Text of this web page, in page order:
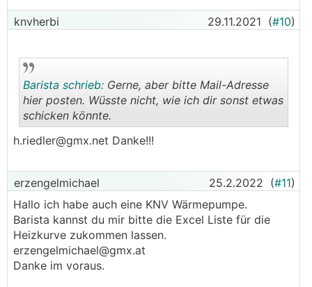
knvherbi 29.11.2021 (#10)
..
Barista schrieb: Gerne, aber bitte Mail-Adresse
hier posten. Wüsste nicht, wie ich dir sonst etwas
schicken könnte.
h.riedler@gmx.net Danke!!!
erzengelmichael 25.2.2022 (#11)
Hallo ich habe auch eine KNV Wärmepumpe.
Barista kannst du mir bitte die Excel Liste für die
Heizkurve zukommen lassen.
erzengelmichael@gmx.at
Danke im voraus.